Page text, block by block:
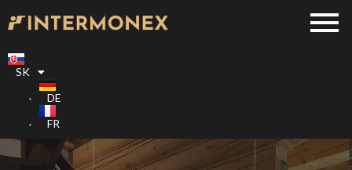
SK
DE
FR